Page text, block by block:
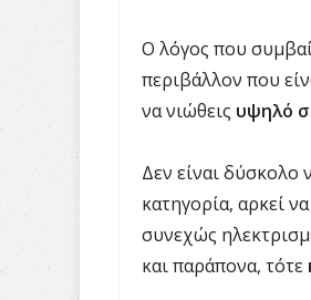
Ο λόγος που
περιβάλλον που
να νιώθεις υψηλό
Δεν είναι δύσκολο
κατηγορία, αρκεί
συνεχώς
και παράπονα, τότε